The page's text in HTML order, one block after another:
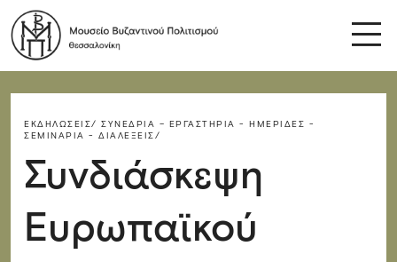
ΕΚΔΗΛΏΣΕΙΣ/ ΣΥΝΈΔΡΙΑ – ΕΡΓΑΣΤΉΡΙΑ - ΗΜΕΡΊΔΕΣ -
ΣΕΜΙΝΆΡΙΑ - ΔΙΑΛΈΞΕΙΣ/
Συνδιάσκεψη
Ευρωπαϊκού